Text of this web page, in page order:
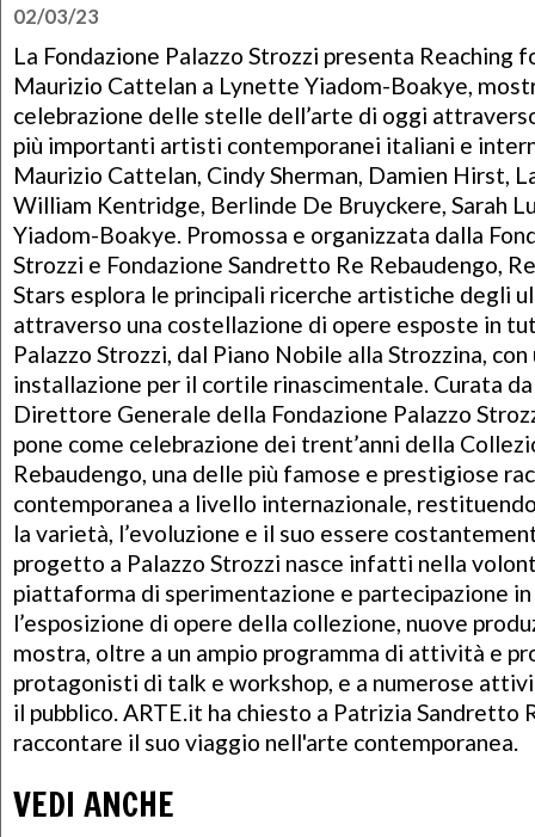
02/03/23
La Fondazione Palazzo Strozzi presenta Reaching
Maurizio Cattelan a Lynette Yiadom-Boakye,
celebrazione delle stelle dell’arte di oggi
più importanti artisti contemporanei italiani e
Maurizio Cattelan, Cindy Sherman, Damien Hirst,
William Kentridge, Berlinde De Bruyckere, Sarah
Yiadom-Boakye. Promossa e organizzata dalla
Strozzi e Fondazione Sandretto Re Rebaudengo,
Stars esplora le principali ricerche artistiche degli
attraverso una costellazione di opere esposte in
Palazzo Strozzi, dal Piano Nobile alla Strozzina,
installazione per il cortile rinascimentale. Curata
Direttore Generale della Fondazione Palazzo
pone come celebrazione dei trent’anni della
Rebaudengo, una delle più famose e prestigiose
contemporanea a livello internazionale,
la varietà, l’evoluzione e il suo essere
progetto a Palazzo Strozzi nasce infatti nella
piattaforma di sperimentazione e partecipazione in
l’esposizione di opere della collezione, nuove
mostra, oltre a un ampio programma di attività e
protagonisti di talk e workshop, e a numerose
il pubblico. ARTE.it ha chiesto a Patrizia Sandretto
raccontare il suo viaggio nell'arte contemporanea.
VEDI ANCHE